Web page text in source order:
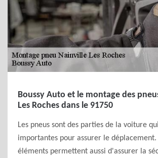
Boussy Auto et le montage des
Les Roches dans le 91750
Les pneus sont des parties de la voiture
importantes pour assurer le déplacement.
éléments permettent aussi d'assurer la